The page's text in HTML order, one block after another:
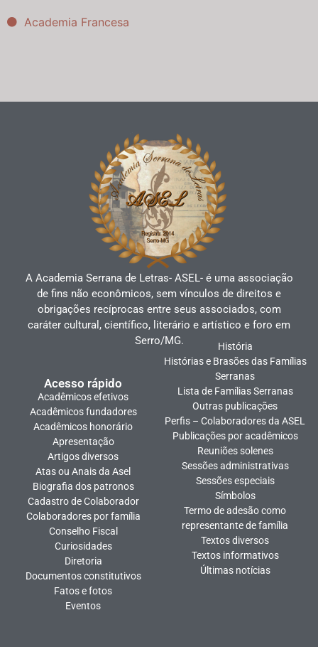
Academia Francesa
A Academia Serrana de Letras- ASEL- é uma associação
de fins não econômicos, sem vínculos de direitos e
obrigações recíprocas entre seus associados, com
caráter cultural, científico, literário e artístico e foro em
Serro/MG.
Acesso rápido
Acadêmicos efetivos
Acadêmicos fundadores
Acadêmicos honorário
Apresentação
Artigos diversos
Atas ou Anais da Asel
Biografia dos patronos
Cadastro de Colaborador
Colaboradores por família
Conselho Fiscal
Curiosidades
Diretoria
Documentos constitutivos
Fatos e fotos
Eventos
História
Histórias e Brasões das Famílias
Serranas
Lista de Famílias Serranas
Outras publicações
Perfis – Colaboradores da ASEL
Publicações por acadêmicos
Reuniões solenes
Sessões administrativas
Sessões especiais
Símbolos
Termo de adesão como
representante de família
Textos diversos
Textos informativos
Últimas notícias